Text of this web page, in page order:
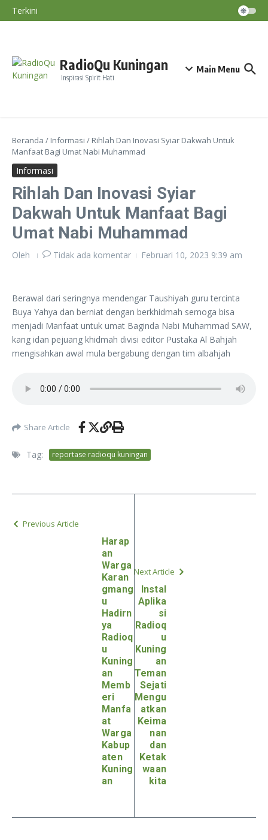
Lewati ke konten
Terkini
RadioQu Kuningan
Inspirasi Spirit Hati
Main Menu
Beranda / Informasi / Rihlah Dan Inovasi Syiar Dakwah Untuk
Manfaat Bagi Umat Nabi Muhammad
Informasi
Rihlah Dan Inovasi Syiar
Dakwah Untuk Manfaat Bagi
Umat Nabi Muhammad
Oleh Tidak ada komentar Februari 10, 2023 9:39 am
Berawal dari seringnya mendengar Taushiyah guru tercinta
Buya Yahya dan berniat dengan berkhidmah semoga bisa
menjadi Manfaat untuk umat Baginda Nabi Muhammad SAW,
kang idan pejuang khidmah divisi editor Pustaka Al Bahjah
mengisahkan awal mula bergabung dengan tim albahjah
Share Article
Tag: reportase radioqu kuningan
Previous Article
Harap
an
Warga
Karan
gmang
u
Hadirn
ya
Radioq
u
Kuning
an
Memb
eri
Manfa
at
Warga
Kabup
aten
Kuning
an
Next Article
Instal
Aplika
si
Radioq
u
Kuning
an
Teman
Sejati
Mengu
atkan
Keima
nan
dan
Ketak
waan
kita